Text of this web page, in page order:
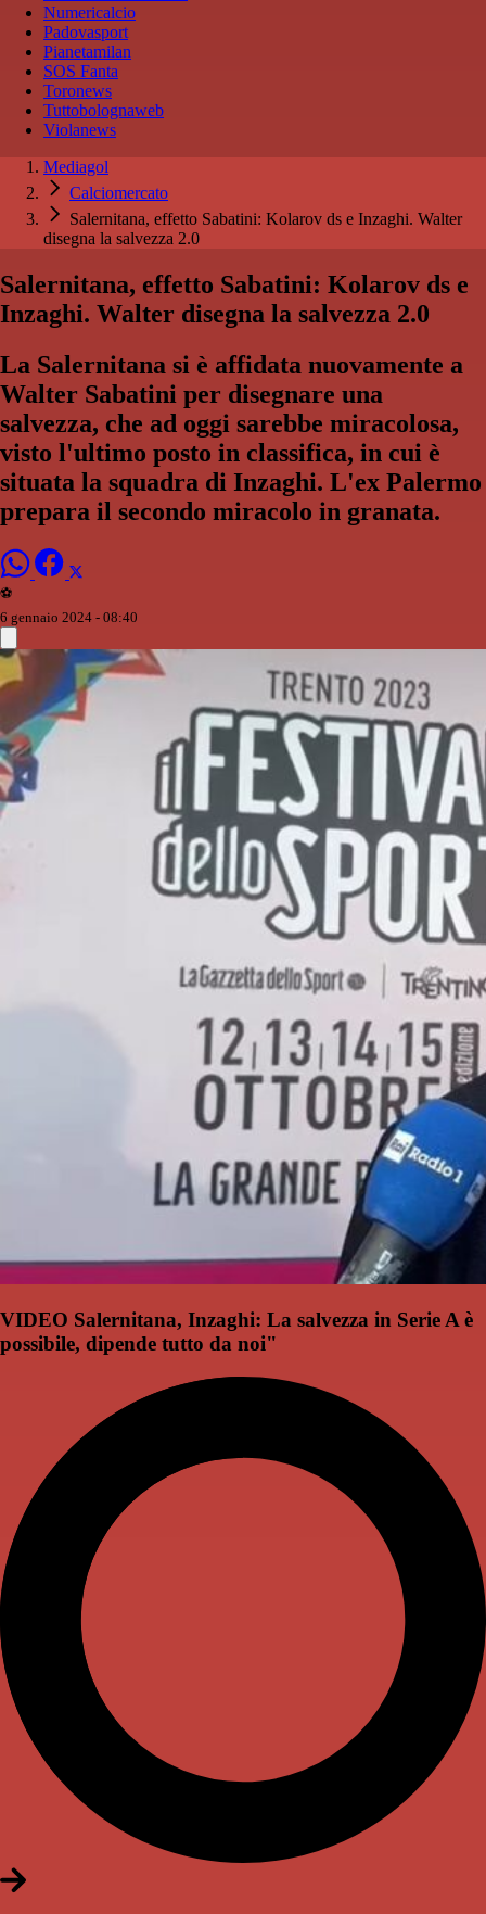
Numericalcio
Padovasport
Pianetamilan
SOS Fanta
Toronews
Tuttobolognaweb
Violanews
Mediagol
Calciomercato
Salernitana, effetto Sabatini: Kolarov ds e Inzaghi. Walter
disegna la salvezza 2.0
Salernitana, effetto Sabatini: Kolarov ds e
Inzaghi. Walter disegna la salvezza 2.0
La Salernitana si è affidata nuovamente a
Walter Sabatini per disegnare una
salvezza, che ad oggi sarebbe miracolosa,
visto l'ultimo posto in classifica, in cui è
situata la squadra di Inzaghi. L'ex Palermo
prepara il secondo miracolo in granata.
⚽️
6 gennaio 2024 - 08:40
VIDEO Salernitana, Inzaghi: La salvezza in Serie A è
possibile, dipende tutto da noi"